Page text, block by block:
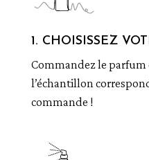
1. CHOISISSEZ
Commandez le parfum
l’échantillon
commande !